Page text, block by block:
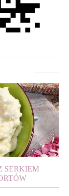
SERKIEM